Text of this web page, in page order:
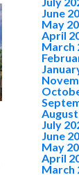
June
May
April
March
July
June
May
April
March